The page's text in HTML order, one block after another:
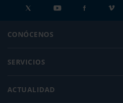
CONÓCENOS
SERVICIOS
ACTUALIDAD